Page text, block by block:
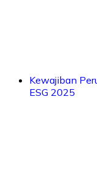
Kewajiban
ESG 2025